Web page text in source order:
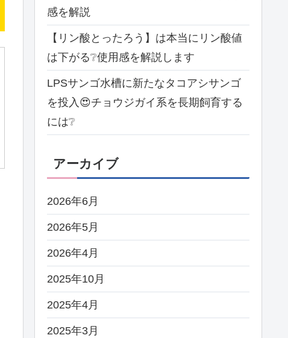
感を解説
【リン酸とったろう】は本当にリン酸値
は下がる❔使用感を解説します
LPSサンゴ水槽に新たなタコアシサンゴ
を投入😍チョウジガイ系を長期飼育する
には❔
アーカイブ
2026年6月
2026年5月
2026年4月
2025年10月
2025年4月
2025年3月